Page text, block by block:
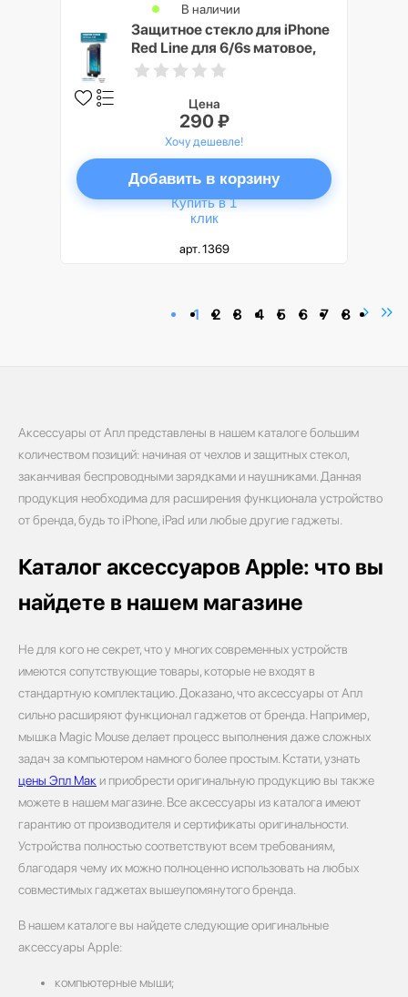
Защитное стекло для iPhone
Red Line для 6/6s матовое,
черный
В наличии
Цена
290 ₽
Хочу дешевле!
Добавить в корзину
Купить в 1
клик
арт. 1369
1 2 3 4 5 6 7 8
Аксессуары от Апл представлены в нашем каталоге большим
количеством позиций: начиная от чехлов и защитных стекол,
заканчивая беспроводными зарядками и наушниками. Данная
продукция необходима для расширения функционала устройство
от бренда, будь то iPhone, iPad или любые другие гаджеты.
Каталог аксессуаров Apple: что вы
найдете в нашем магазине
Не для кого не секрет, что у многих современных устройств
имеются сопутствующие товары, которые не входят в
стандартную комплектацию. Доказано, что аксессуары от Апл
сильно расширяют функционал гаджетов от бренда. Например,
мышка Magic Mouse делает процесс выполнения даже сложных
задач за компьютером намного более простым. Кстати, узнать
цены Эпл Мак и приобрести оригинальную продукцию вы также
можете в нашем магазине. Все аксессуары из каталога имеют
гарантию от производителя и сертификаты оригинальности.
Устройства полностью соответствуют всем требованиям,
благодаря чему их можно полноценно использовать на любых
совместимых гаджетах вышеупомянутого бренда.
В нашем каталоге вы найдете следующие оригинальные
аксессуары Apple:
компьютерные мыши;